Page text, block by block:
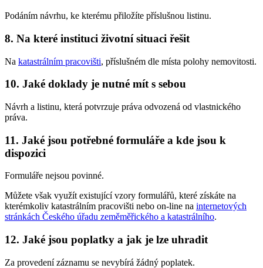
Podáním návrhu, ke kterému přiložíte příslušnou listinu.
8. Na které instituci životní situaci řešit
Na katastrálním pracovišti, příslušném dle místa polohy nemovitosti.
10. Jaké doklady je nutné mít s sebou
Návrh a listinu, která potvrzuje práva odvozená od vlastnického
práva.
11. Jaké jsou potřebné formuláře a kde jsou k
dispozici
Formuláře nejsou povinné.
Můžete však využít existující vzory formulářů, které získáte na
kterémkoliv katastrálním pracovišti nebo on-line na internetových
stránkách Českého úřadu zeměměřického a katastrálního.
12. Jaké jsou poplatky a jak je lze uhradit
Za provedení záznamu se nevybírá žádný poplatek.